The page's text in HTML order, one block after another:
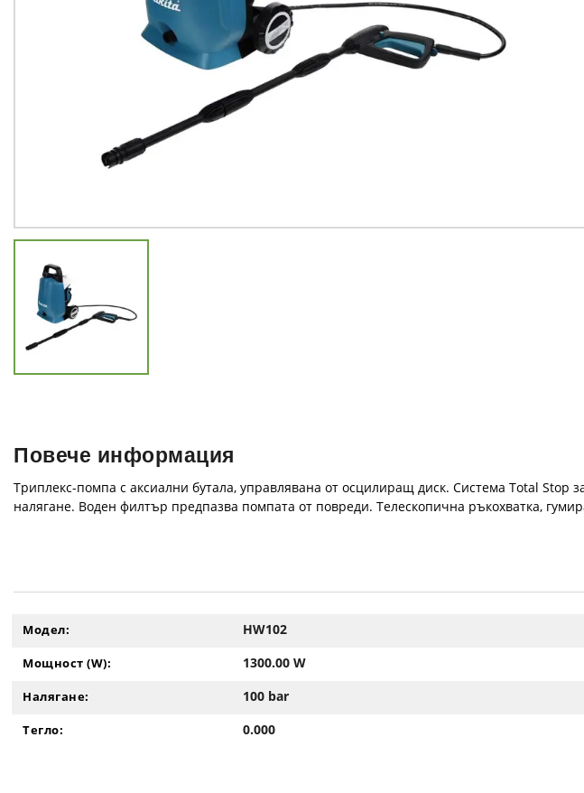
Повече информация
Триплекс-помпа с аксиални бутала, управлявана от осцилиращ диск. Система Total
наляганe. Воден филтър предпазва помпата от повреди. Телескопична ръкохватка,
Модел: HW102
Мощност (W): 1300.00 W
Налягане: 100 bar
Тегло: 0.000